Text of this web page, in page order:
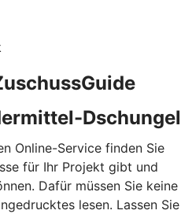
Dschungel
Online-Service finden Sie
für Ihr Projekt gibt und
Dafür müssen Sie keine
lesen. Lassen Sie